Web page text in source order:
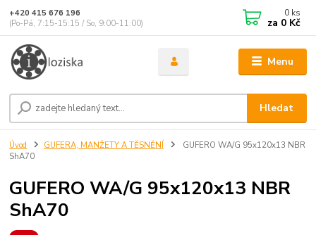
Menu
Hledat
+420 415 676 196
(Po-Pá, 7:15-15:15 / So, 9:00-11:00)
0 ks
za 0 Kč
Úvod GUFERA, MANŽETY A TĚSNĚNÍ
GUFERO WA/G 95x120x13 NBR
ShA70
GUFERO WA/G 95x120x13 NBR
ShA70